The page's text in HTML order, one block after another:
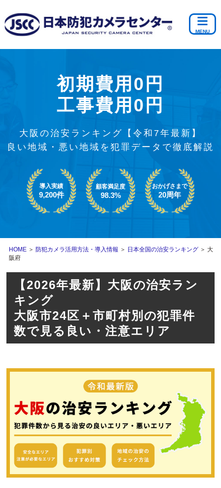
初期費用0円
工事費用0円
大阪の治安ランキング【令和7年最新】
良い地域・悪い地域を犯罪データで徹底解説
導入実績
9,200件
顧客満足度
98.3%
おかげさまで
20周年
HOME ＞ 防犯カメラ活用方法・導入情報 ＞ 日本全国の治安ランキング ＞ 大
阪府
【2026年最新】大阪の治安ラン
キング
大阪市24区＋市町村別の犯罪件
数で見る良い・注意エリア